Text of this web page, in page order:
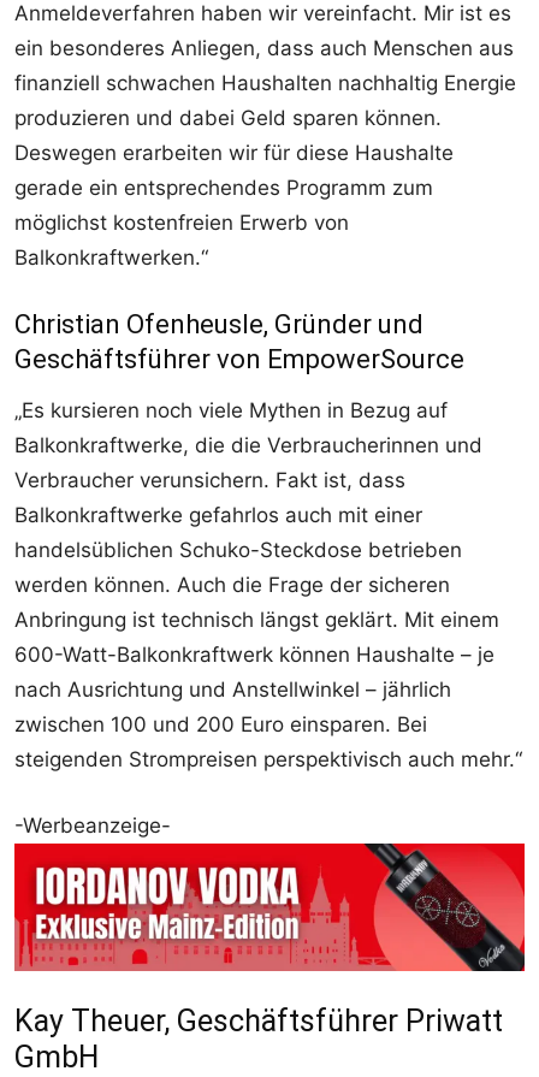
Anmeldeverfahren haben wir vereinfacht. Mir ist es
ein besonderes Anliegen, dass auch Menschen aus
finanziell schwachen Haushalten nachhaltig Energie
produzieren und dabei Geld sparen können.
Deswegen erarbeiten wir für diese Haushalte
gerade ein entsprechendes Programm zum
möglichst kostenfreien Erwerb von
Balkonkraftwerken.“
Christian Ofenheusle, Gründer und
Geschäftsführer von EmpowerSource
„Es kursieren noch viele Mythen in Bezug auf
Balkonkraftwerke, die die Verbraucherinnen und
Verbraucher verunsichern. Fakt ist, dass
Balkonkraftwerke gefahrlos auch mit einer
handelsüblichen Schuko-Steckdose betrieben
werden können. Auch die Frage der sicheren
Anbringung ist technisch längst geklärt. Mit einem
600-Watt-Balkonkraftwerk können Haushalte – je
nach Ausrichtung und Anstellwinkel – jährlich
zwischen 100 und 200 Euro einsparen. Bei
steigenden Strompreisen perspektivisch auch mehr.“
-Werbeanzeige-
Kay Theuer, Geschäftsführer Priwatt
GmbH